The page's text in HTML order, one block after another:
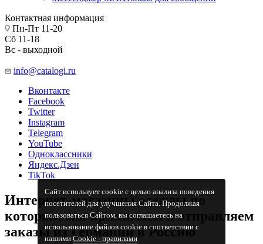
Сайт использует cookie с целью анализа поведения
посетителей для улучшения Сайта. Продолжая
пользоваться Сайтом, вы соглашаетесь на
использование файлов cookie в соответствии с
нашимиCookiе - правилами
Контактная информация
Пн-Пт 11-20
Сб 11-18
Вс - выходной
info@catalogi.ru
Вконтакте
Facebook
Twitter
Instagram
Telegram
YouTube
Одноклассники
Яндекс.Дзен
TikTok
Интернет-магазины одежды по
которым мы принимаем и отправляем
заказы из Германии в Россию